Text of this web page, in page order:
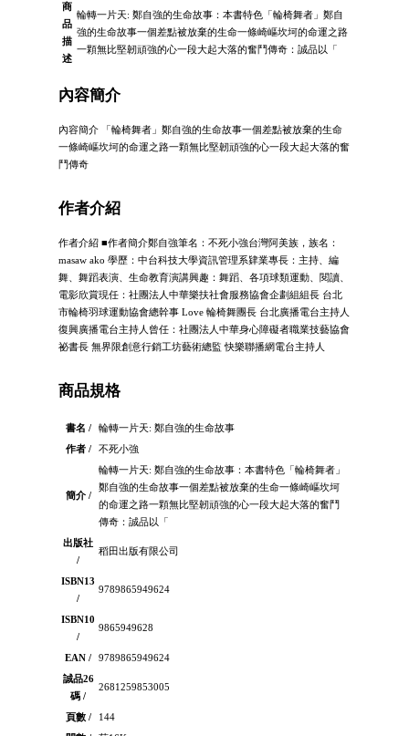
商
品
描
述
輪轉一片天: 鄭自強的生命故事：本書特色「輪椅舞者」鄭自
強的生命故事一個差點被放棄的生命一條崎嶇坎坷的命運之路
一顆無比堅韌頑強的心一段大起大落的奮鬥傳奇：誠品以「
內容簡介
內容簡介 「輪椅舞者」鄭自強的生命故事一個差點被放棄的生命
一條崎嶇坎坷的命運之路一顆無比堅韌頑強的心一段大起大落的奮
鬥傳奇
作者介紹
作者介紹 ■作者簡介鄭自強筆名：不死小強台灣阿美族，族名：
masaw ako 學歷：中台科技大學資訊管理系肄業專長：主持、編
舞、舞蹈表演、生命教育演講興趣：舞蹈、各項球類運動、閱讀、
電影欣賞現任：社團法人中華樂扶社會服務協會企劃組組長 台北
市輪椅羽球運動協會總幹事 Love 輪椅舞團長 台北廣播電台主持人
復興廣播電台主持人曾任：社團法人中華身心障礙者職業技藝協會
祕書長 無界限創意行銷工坊藝術總監 快樂聯播網電台主持人
商品規格
書名 /
輪轉一片天: 鄭自強的生命故事
作者 /
不死小強
簡介 /
輪轉一片天: 鄭自強的生命故事：本書特色「輪椅舞者」
鄭自強的生命故事一個差點被放棄的生命一條崎嶇坎坷
的命運之路一顆無比堅韌頑強的心一段大起大落的奮鬥
傳奇：誠品以「
出版社
/
稻田出版有限公司
ISBN13
/
9789865949624
ISBN10
/
9865949628
EAN /
9789865949624
誠品26
碼 /
2681259853005
頁數 /
144